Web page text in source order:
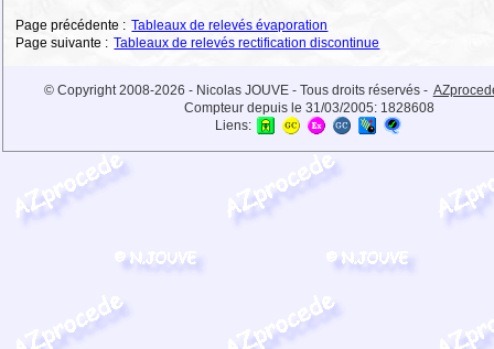
Page précédente : Tableaux de relevés évaporation
Page suivante : Tableaux de relevés rectification discontinue
© Copyright 2008-2026 - Nicolas JOUVE - Tous droits réservés -
Compteur depuis le 31/03/2005: 1828608
Liens: